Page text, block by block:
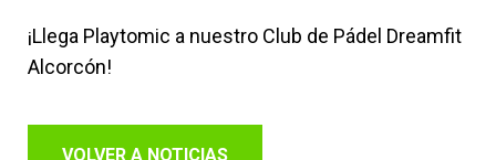
¡Llega Playtomic a nuestro Club de Pádel Dreamfit
Alcorcón!
VOLVER A NOTICIAS